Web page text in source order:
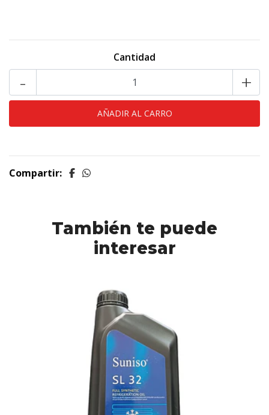
Cantidad
- +
Compartir:
También te puede
interesar